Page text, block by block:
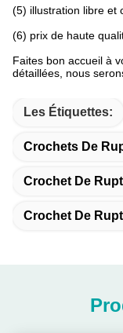
(5) illustration libre et
(6) prix de haute
Faites bon accueil à
détaillées, nous
Les Étiquettes:
Crochets De
Crochet De
Crochet De